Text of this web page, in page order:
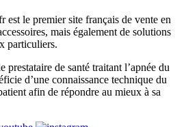
est le premier site français de vente en
mais également de solutions
particuliers.
prestataire de santé traitant l’apnée du
d’une connaissance technique du
afin de répondre au mieux à sa